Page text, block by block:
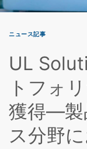
ニュース記事
UL
トフォ
獲得—製
ス分野